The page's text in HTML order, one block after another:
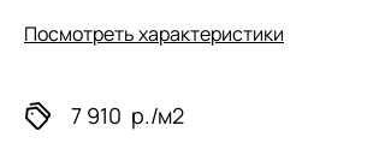
Посмотреть характеристики
7 910 р./м2